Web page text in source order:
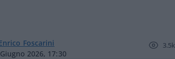
Foscarini
2026, 17:30
3.5k